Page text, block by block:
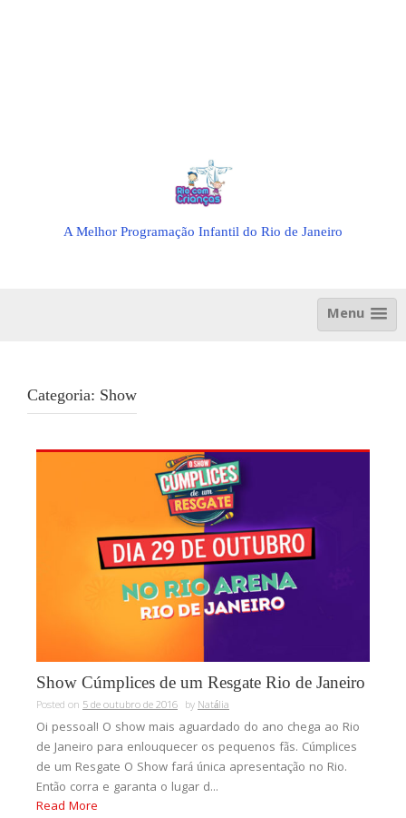
A Melhor Programação Infantil do Rio de Janeiro
Menu
Categoria: Show
Show Cúmplices de um Resgate Rio de Janeiro
Posted on 5 de outubro de 2016 byNatália
Oi pessoal! O show mais aguardado do ano chega ao Rio
de Janeiro para enlouquecer os pequenos fãs. Cúmplices
de um Resgate O Show fará única apresentação no Rio.
Então corra e garanta o lugar d...
Read More